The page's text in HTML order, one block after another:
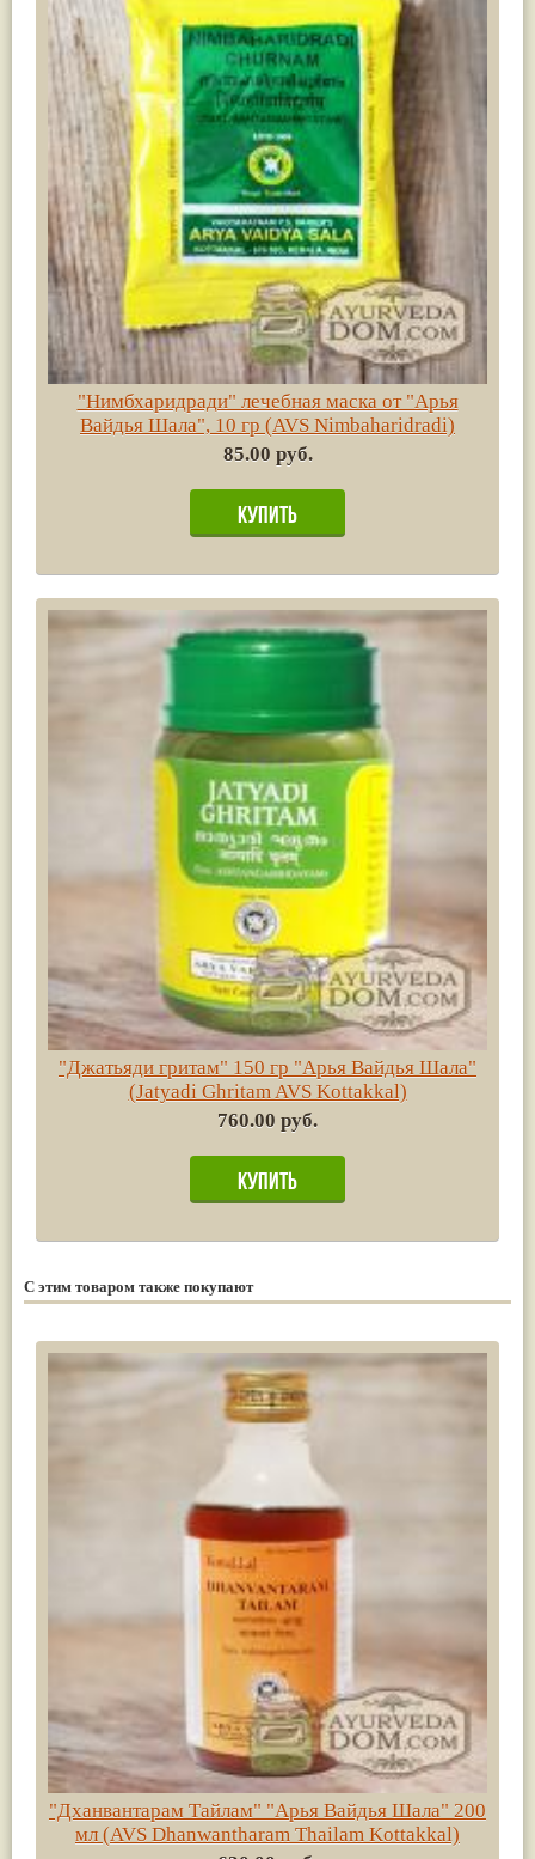
"Нимбхаридради" лечебная маска от "Арья
Вайдья Шала", 10 гр (AVS Nimbaharidradi)
85.00 руб.
"Джатьяди гритам" 150 гр "Арья Вайдья Шала"
(Jatyadi Ghritam AVS Kottakkal)
760.00 руб.
С этим товаром также покупают
"Дханвантарам Тайлам" "Арья Вайдья Шала" 200
мл (AVS Dhanwantharam Thailam Kottakkal)